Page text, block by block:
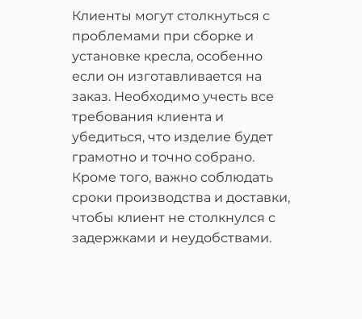
Клиенты могут столкнуться с
проблемами при сборке и
установке кресла, особенно
если он изготавливается на
заказ. Необходимо учесть все
требования клиента и
убедиться, что изделие будет
грамотно и точно собрано.
Кроме того, важно соблюдать
сроки производства и доставки,
чтобы клиент не столкнулся с
задержками и неудобствами.